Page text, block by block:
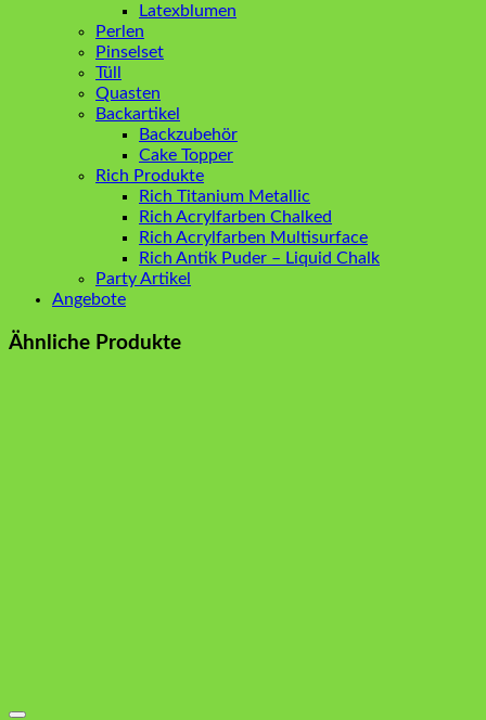
Latexblumen
Perlen
Pinselset
Tüll
Quasten
Backartikel
Backzubehör
Cake Topper
Rich Produkte
Rich Titanium Metallic
Rich Acrylfarben Chalked
Rich Acrylfarben Multisurface
Rich Antik Puder – Liquid Chalk
Party Artikel
Angebote
Ähnliche Produkte